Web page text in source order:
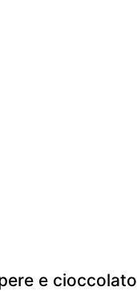
e cioccolato